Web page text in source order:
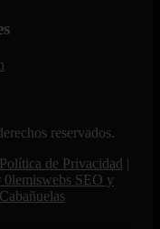
reservados.
Política de Privacidad |
0lemiswebs SEO y